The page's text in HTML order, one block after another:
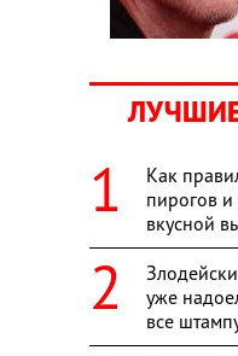
Как
пирогов и
вкусной
уже
все